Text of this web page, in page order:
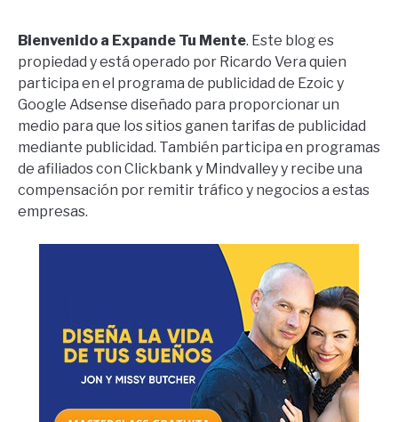
Bienvenido a Expande Tu Mente. Este blog es
propiedad y está operado por Ricardo Vera quien
participa en el programa de publicidad de Ezoic y
Google Adsense diseñado para proporcionar un
medio para que los sitios ganen tarifas de publicidad
mediante publicidad. También participa en programas
de afiliados con Clickbank y Mindvalley y recibe una
compensación por remitir tráfico y negocios a estas
empresas.